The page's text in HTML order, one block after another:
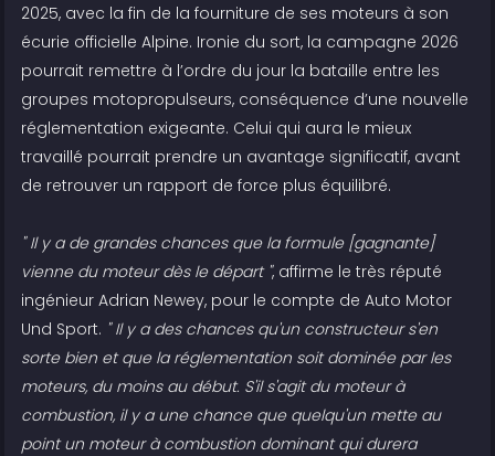
2025, avec la fin de la fourniture de ses moteurs à son
écurie officielle Alpine. Ironie du sort, la campagne 2026
pourrait remettre à l’ordre du jour la bataille entre les
groupes motopropulseurs, conséquence d’une nouvelle
réglementation exigeante. Celui qui aura le mieux
travaillé pourrait prendre un avantage significatif, avant
de retrouver un rapport de force plus équilibré.
" Il y a de grandes chances que la formule [gagnante]
vienne du moteur dès le départ ", affirme le très réputé
ingénieur Adrian Newey, pour le compte de Auto Motor
Und Sport. " Il y a des chances qu'un constructeur s'en
sorte bien et que la réglementation soit dominée par les
moteurs, du moins au début. S'il s'agit du moteur à
combustion, il y a une chance que quelqu'un mette au
point un moteur à combustion dominant qui durera